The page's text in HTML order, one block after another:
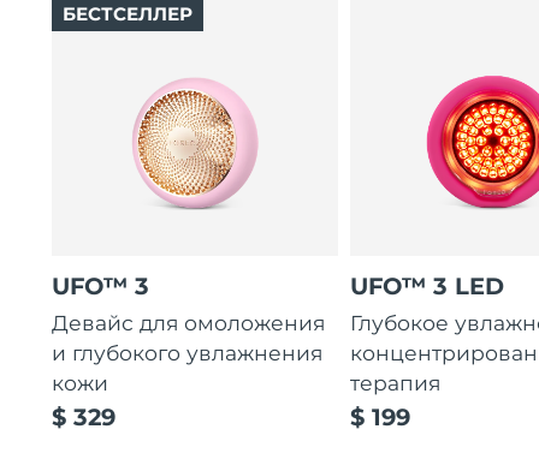
UFO™ 3
Девайс для омоложения
и глубокого увлажнения
кожи
$ 329
БЕСТСЕЛЛЕР
UFO™ 3 LED
Глубокое
терапия
$ 199